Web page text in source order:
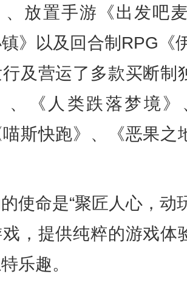
、放置手游《出发吧
镇》以及回合制RPG《
及营运了多款买断制
、《人类跌落梦境
斯快跑》、《恶果之
使命是“聚匠人心，
，提供纯粹的游戏体
乐趣。